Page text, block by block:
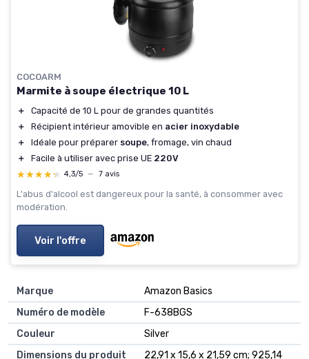
COCOARM
Marmite à soupe électrique 10 L
＋
Capacité de 10 L pour de grandes quantités
＋
Récipient intérieur amovible en acier inoxydable
＋
Idéale pour préparer soupe, fromage, vin chaud
＋
Facile à utiliser avec prise UE 220V
★★★★★
★★★★★ 4,3/5 — 7 avis
L'abus d'alcool est dangereux pour la santé, à consommer avec
modération.
Voir l'offre
Marque
‎Amazon Basics
Numéro de modèle
‎F-638BGS
Couleur
‎Silver
Dimensions du produit
‎22,91 x 15,6 x 21,59 cm; 925,14